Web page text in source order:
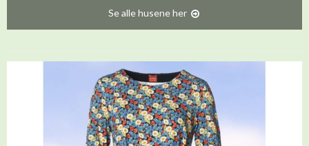
Se alle husene her